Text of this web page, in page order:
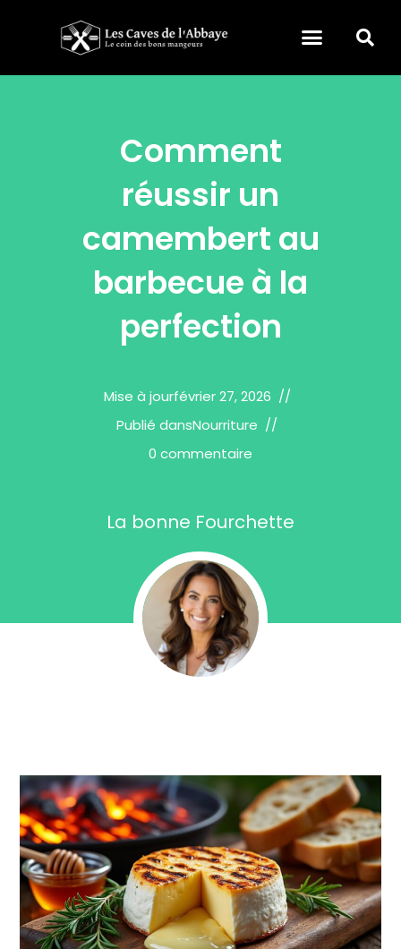
Comment
réussir un
camembert au
barbecue à la
perfection
Mise à jourfévrier 27, 2026
Publié dansNourriture
0 commentaire
La bonne Fourchette